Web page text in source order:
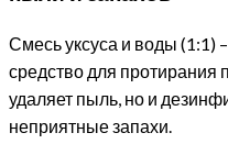
Смесь уксуса и воды (1:1)
средство для протирания
удаляет пыль, но и
неприятные запахи.